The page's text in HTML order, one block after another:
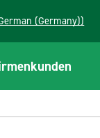
(German (Germany))